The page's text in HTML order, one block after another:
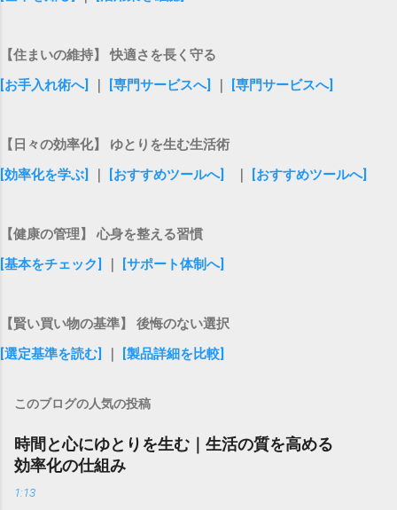
【住まいの維持】 快適さを長く守る
[お手入れ術へ]
[専門サービスへ] [専門サービスへ]
【日々の効率化】 ゆとりを生む生活術
[効率化を学ぶ]
[おすすめツールへ] [おすすめツールへ]
【健康の管理】 心身を整える習慣
[基本をチェック]
[サポート体制へ]
【賢い買い物の基準】 後悔のない選択
[選定基準を読む]
[製品詳細を比較]
このブログの人気の投稿
時間と心にゆとりを生む｜生活の質を高める
効率化の仕組み
1:13